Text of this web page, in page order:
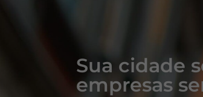
Sua cidade
empresas